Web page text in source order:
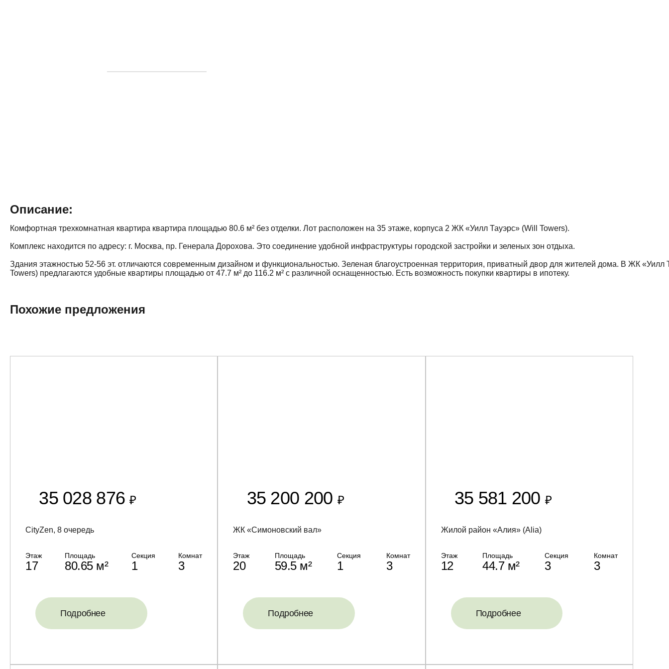
Описание:
Комфортная трехкомнатная квартира квартира площадью 80.6 м² без отделки. Лот расположен на 35 этаже, корпуса 2 ЖК «Уилл Тауэрс» (Will Towers).
Комплекс находится по адресу: г. Москва, пр. Генерала Дорохова. Это соединение удобной инфраструктуры городской застройки и зеленых зон отдыха.
Здания этажностью 52-56 эт. отличаются современным дизайном и функциональностью. Зеленая благоустроенная территория, приватный двор для жителей дома. В ЖК «Уилл
Towers) предлагаются удобные квартиры площадью от 47.7 м² до 116.2 м² с различной оснащенностью. Есть возможность покупки квартиры в ипотеку.
Похожие предложения
35 028 876₽
CityZen, 8 очередь
Этаж
17
Площадь
80.65 м²
Секция
1
Комнат
3
Подробнее
35 200 200 ₽
ЖК «Симоновский вал»
Этаж
20
Площадь
59.5 м²
Секция
1
Комнат
3
Подробнее
35 581 200 ₽
Жилой район «Алия» (Alia)
Этаж
12
Площадь
44.7 м²
Секция
3
Комнат
3
Подробнее